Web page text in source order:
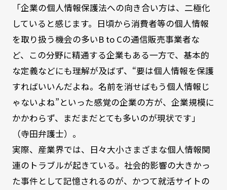
「企業の個人情報保護法への向き合い方は、二極化
していると感じます。日頃から消費者等の個人情報
を取り扱う機会の多いB to Cの通信販売事業者な
ど、この分野に精通する企業もある一方で、基本的
な定義などにも理解が及ばず、“要は個人情報を保護
すればいいんだよね。名前を消せばもう個人情報じ
ゃないよね”といった感覚の企業の方が、企業規模に
かかわらず、まだまだとても多いのが現状です」
（寺田弁護士）。
実際、産業界では、日々大小さまざまな個人情報関
連のトラブルが起きている。社会的影響の大きかっ
た事件として記憶されるのが、かつて就活サイトの